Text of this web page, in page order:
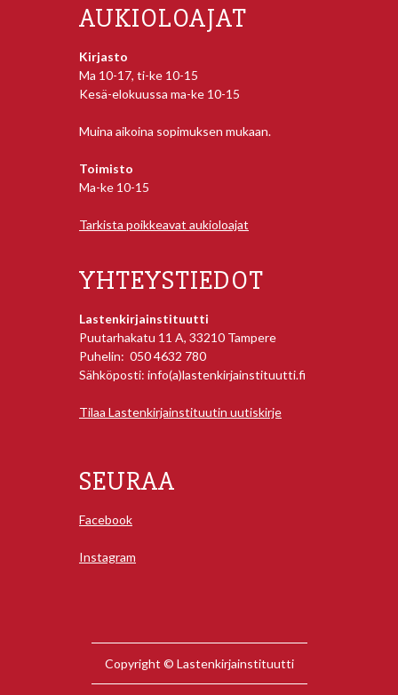
AUKIOLOAJAT
Kirjasto
Ma 10-17, ti-ke 10-15
Kesä-elokuussa ma-ke 10-15
Muina aikoina sopimuksen mukaan.
Toimisto
Ma-ke 10-15
Tarkista poikkeavat aukioloajat
YHTEYSTIEDOT
Lastenkirjainstituutti
Puutarhakatu 11 A, 33210 Tampere
Puhelin: 050 4632 780
Sähköposti: info(a)lastenkirjainstituutti.fi
Tilaa Lastenkirjainstituutin uutiskirje
SEURAA
Facebook
Instagram
Copyright © Lastenkirjainstituutti